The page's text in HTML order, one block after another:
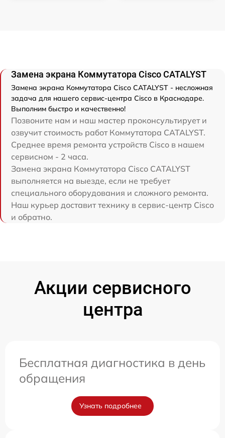
Замена экрана Коммутатора Cisco CATALYST
Замена экрана Коммутатора Cisco CATALYST - несложная
задача для нашего сервис-центра Cisco в Краснодаре.
Выполним быстро и качественно!
Позвоните нам и наш мастер проконсультирует и
озвучит стоимость работ Коммутатора CATALYST.
Среднее время ремонта устройств Cisco в нашем
сервисном - 2 часа.
Замена экрана Коммутатора Cisco CATALYST
выполняется на выезде, если не требует
специального оборудования и сложного ремонта.
Наш курьер доставит технику в сервис-центр Cisco
и обратно.
Акции сервисного
центра
Бесплатная диагностика в день
обращения
Узнать подробнее